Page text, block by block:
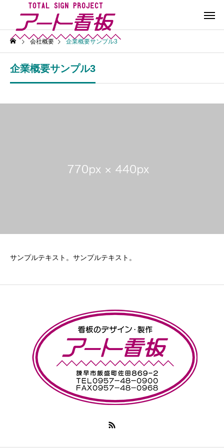
会社概要 企業概要サンプル3
企業概要サンプル3
サンプルテキスト。サンプルテキスト。